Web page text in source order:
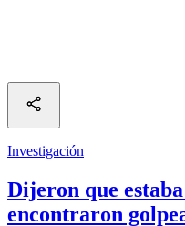
Investigación
Dijeron que
encontraron